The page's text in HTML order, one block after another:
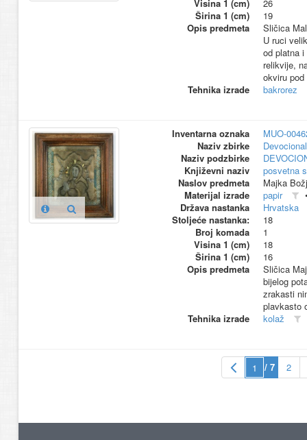
Visina 1 (cm)
26
Širina 1 (cm)
19
Opis predmeta
Sličica
U ruci
od platna
relikvije,
okviru
Tehnika izrade
bakrorez
Inventarna oznaka
MUO-
Naziv zbirke
Naziv podzbirke
Književni naziv
posvetna
Naslov predmeta
Majka
Materijal izrade
papir
Država nastanka
Hrvatska
Stoljeće nastanka:
18
Broj komada
1
Visina 1 (cm)
18
Širina 1 (cm)
16
Opis predmeta
Sličica
bijelog
zrakasti
plavkasto
Tehnika izrade
kolaž
/ 7 2